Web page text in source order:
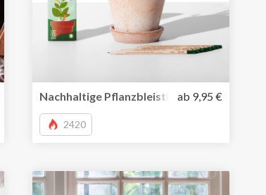
Espressomaschine für unterwegs
Nachhaltige Pflanzbleistifte von Sprout –
ab 9,95 €
2420